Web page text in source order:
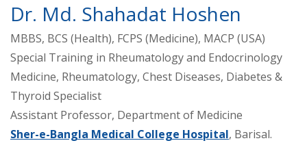
Dr. Md. Shahadat Hoshen
MBBS, BCS (Health), FCPS (Medicine), MACP (USA)
Special Training in Rheumatology and Endocrinology
Medicine, Rheumatology, Chest Diseases, Diabetes &
Thyroid Specialist
Assistant Professor, Department of Medicine
Sher-e-Bangla Medical College Hospital, Barisal.